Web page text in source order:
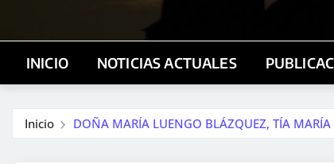
INICIO NOTICIAS ACTUALES
Inicio DOÑA MARÍA LUENGO BLÁZQUEZ, TÍA MARÍA